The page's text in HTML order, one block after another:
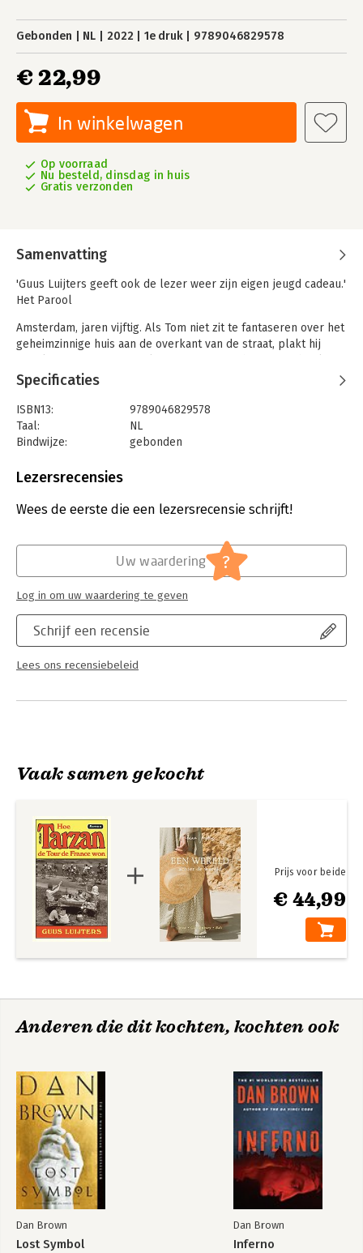
Gebonden NL 2022 1e druk 9789046829578
€ 22,99
In winkelwagen
Op voorraad
Nu besteld, dinsdag in huis
Gratis verzonden
Samenvatting
'Guus Luijters geeft ook de lezer weer zijn eigen jeugd cadeau.'
Het Parool
Amsterdam, jaren vijftig. Als Tom niet zit te fantaseren over het
geheimzinnige huis aan de overkant van de straat, plakt hij
volgt hij wielerwedstrijden op de radio. Zijn favoriet is Hein van
Breenen, die Tarzan wordt genoemd omdat hij zichzelf
spectaculair wist te behoeden voor een val door zich aan een
boomtak vast te grijpen. Tarzan was een gewone jongen die
het geschopt heeft tot de Tour: een held.
met zijn ouders naar Zuid-Frankrijk om de renners van de Tour
anders dan hij zich had voorgesteld...
ontroerende roman over jongensdromen en wielerhelden, en
de kleine gebeurtenissen die een leven bepalen.
Specificaties
ISBN13:
9789046829578
Taal:
NL
Bindwijze:
gebonden
Uitgever:
Verschijningsdatum:
10-5-2022
Literatuur en romans
Lezersrecensies
Wees de eerste die een lezersrecensie schrijft!
Schrijf een recensie
Lees ons recensiebeleid
Uw waardering ?
Log in om uw waardering te geven
Vaak samen gekocht
€ 44,99
Prijs voor beide
Anderen die dit kochten, kochten ook
Dan Brown
Lost Symbol
Dan Brown
Inferno